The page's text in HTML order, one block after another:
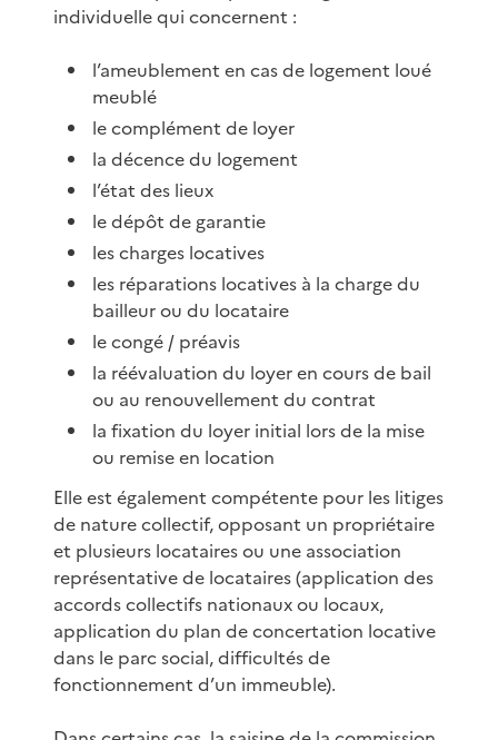
individuelle qui concernent :
l’ameublement en cas de logement loué
meublé
le complément de loyer
la décence du logement
l’état des lieux
le dépôt de garantie
les charges locatives
les réparations locatives à la charge du
bailleur ou du locataire
le congé / préavis
la réévaluation du loyer en cours de bail
ou au renouvellement du contrat
la fixation du loyer initial lors de la mise
ou remise en location
Elle est également compétente pour les litiges
de nature collectif, opposant un propriétaire
et plusieurs locataires ou une association
représentative de locataires (application des
accords collectifs nationaux ou locaux,
application du plan de concertation locative
dans le parc social, difficultés de
fonctionnement d’un immeuble).